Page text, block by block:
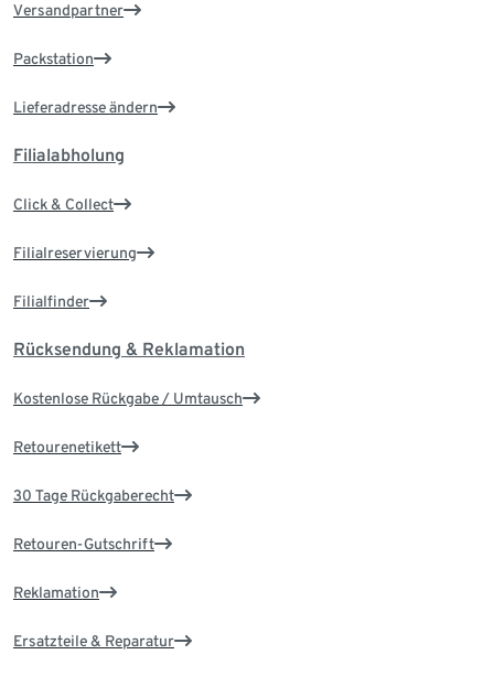
Versandpartner
Packstation
Lieferadresse ändern
Filialabholung
Click & Collect
Filialreservierung
Filialfinder
Rücksendung & Reklamation
Kostenlose Rückgabe / Umtausch
Retourenetikett
30 Tage Rückgaberecht
Retouren-Gutschrift
Reklamation
Ersatzteile & Reparatur